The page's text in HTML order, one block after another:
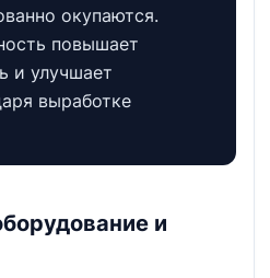
окупаются.
повышает
и улучшает
выработке
и